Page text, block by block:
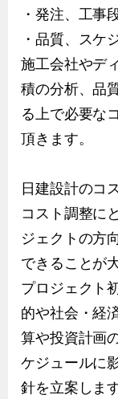
・発注、工事
・品質、スケ
施工会社やデ
積の分析、品
る上で必要な
頂きます。
日建設計のコ
コスト調整に
ジェクトの方
できることが
プロジェクト
的や社会・経
算や投資計画
ケジュールに
針を立案します